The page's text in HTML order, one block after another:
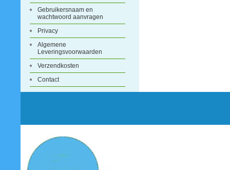
Gebruikersnaam en
wachtwoord aanvragen
Privacy
Algemene
Leveringsvoorwaarden
Verzendkosten
Contact